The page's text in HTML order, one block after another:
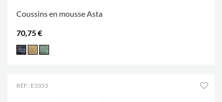
Coussins en mousse Asta
70,75 €
RÉF.: E3353